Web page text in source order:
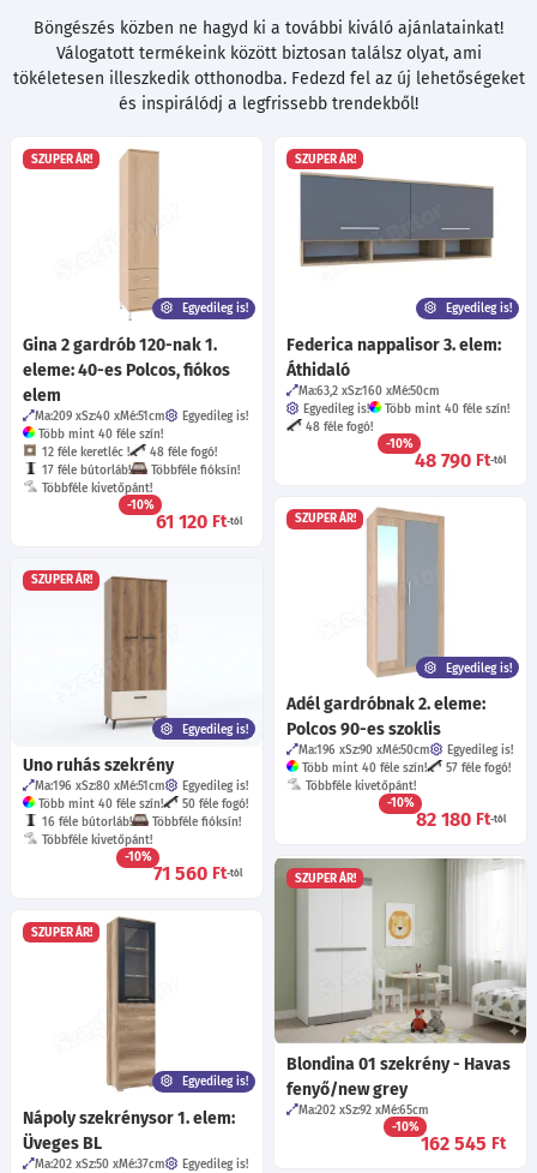
Böngészés közben ne hagyd ki a további kiváló ajánlatainkat!
Válogatott termékeink között biztosan találsz olyat, ami
tökéletesen illeszkedik otthonodba. Fedezd fel az új lehetőségeket
és inspirálódj a legfrissebb trendekből!
SZUPER ÁR!
Egyedileg is!
Gina 2 gardrób 120-nak 1.
eleme: 40-es Polcos, fiókos
elem
Ma:209 Sz:40 Mé:51cm
Egyedileg is!
Több mint 40 féle szín!
12 féle keretléc !
48 féle fogó!
17 féle bútorláb!
Többféle fióksín!
Többféle kivetőpánt!
-10%
61 120 Ft-tól
SZUPER ÁR!
Egyedileg is!
Federica nappalisor 3. elem:
Áthidaló
Ma:63,2 Sz:160 Mé:50cm
Egyedileg is!
Több mint 40 féle szín!
48 féle fogó!
-10%
48 790 Ft-tól
SZUPER ÁR!
Egyedileg is!
Adél gardróbnak 2. eleme:
Polcos 90-es szoklis
Ma:196 Sz:90 Mé:50cm
Egyedileg is!
Több mint 40 féle szín!
57 féle fogó!
Többféle kivetőpánt!
-10%
82 180 Ft-tól
SZUPER ÁR!
Egyedileg is!
Uno ruhás szekrény
Ma:196 Sz:80 Mé:51cm
Egyedileg is!
Több mint 40 féle szín!
50 féle fogó!
16 féle bútorláb!
Többféle fióksín!
Többféle kivetőpánt!
-10%
71 560 Ft-tól SZUPER ÁR!
Blondina 01 szekrény - Havas
fenyő/new grey
Ma:202 Sz:92 Mé:65cm
-10%
162 545 Ft
SZUPER ÁR!
Egyedileg is!
Nápoly szekrénysor 1. elem:
Üveges BL
Ma:202 Sz:50 Mé:37cm
Egyedileg is!